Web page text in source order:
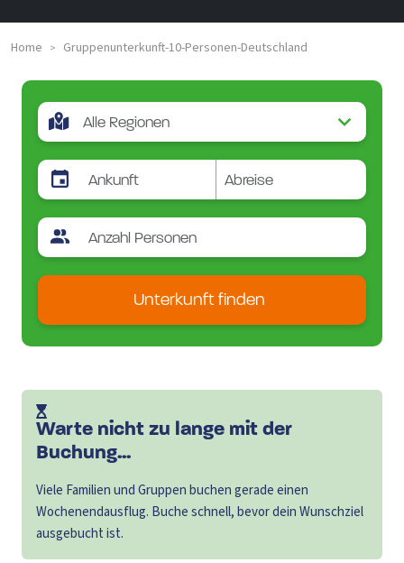
Home > Gruppenunterkunft-10-Personen-Deutschland
Unterkunft finden
Warte nicht zu lange mit der
Buchung...
Viele Familien und Gruppen buchen gerade einen
Wochenendausflug. Buche schnell, bevor dein Wunschziel
ausgebucht ist.